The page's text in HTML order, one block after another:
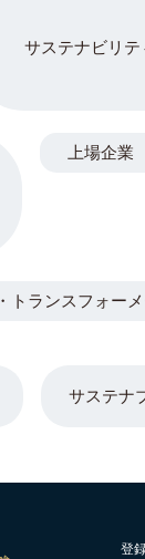
サステナビリテ
サステナ
上場企業
ランスフォーメ
登